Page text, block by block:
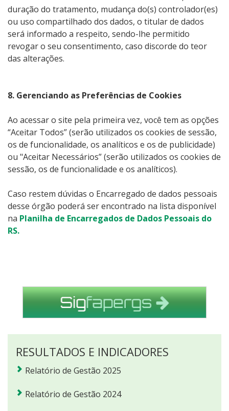
duração do tratamento, mudança do(s) controlador(es)
ou uso compartilhado dos dados, o titular de dados
será informado a respeito, sendo-lhe permitido
revogar o seu consentimento, caso discorde do teor
das alterações.
8. Gerenciando as Preferências de Cookies
Ao acessar o site pela primeira vez, você tem as opções
“Aceitar Todos” (serão utilizados os cookies de sessão,
os de funcionalidade, os analíticos e os de publicidade)
ou "Aceitar Necessários” (serão utilizados os cookies de
sessão, os de funcionalidade e os analíticos).
Caso restem dúvidas o Encarregado de dados pessoais
desse órgão poderá ser encontrado na lista disponível
na Planilha de Encarregados de Dados Pessoais do
RS.
RESULTADOS E INDICADORES
Relatório de Gestão 2025
Relatório de Gestão 2024